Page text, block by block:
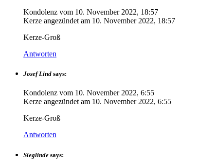
Kondolenz vom 10. November 2022, 18:57
Kerze angezündet am 10. November 2022, 18:57
Kerze-Groß
Antworten
Josef Lind says:
Kondolenz vom 10. November 2022, 6:55
Kerze angezündet am 10. November 2022, 6:55
Kerze-Groß
Antworten
Sieglinde says: